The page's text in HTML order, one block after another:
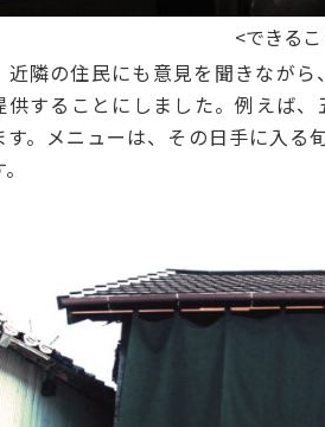
<できる
近隣の住民にも意見を聞きながら
供することにしました。例えば
す。メニューは、その日手に入る